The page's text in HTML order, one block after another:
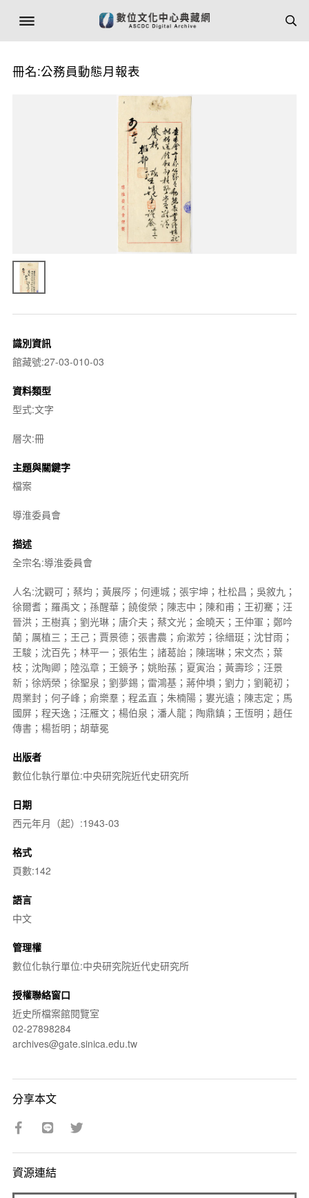
冊名:公務員動態月報表
識別資訊
館藏號:27-03-010-03
資料類型
型式:文字
層次:冊
主題與關鍵字
檔案
導淮委員會
描述
全宗名:導淮委員會
人名:沈觀可；蔡均；黃展㕂；何連城；張宇坤；杜松昌；吳敘九；
徐爾耆；羅禹文；孫醒華；饒俊榮；陳志中；陳和甫；王初騫；汪
晉洪；王樹真；劉光琳；唐介夫；蔡文光；金曉天；王仲軍；鄭吟
蘭；厲植三；王己；賈景德；張書農；俞漱芳；徐縉珽；沈甘雨；
王駿；沈百先；林平一；張佑生；諸葛詒；陳瑞琳；宋文杰；葉
枝；沈陶卿；陸泓章；王鏡予；姚貽蓀；夏寅治；黃壽珍；汪景
新；徐炳榮；徐聖泉；劉夢錫；雷鴻基；蔣仲塤；劉力；劉範初；
周業封；何子峰；俞樂羣；程孟直；朱楠陽；婁光遠；陳志定；馬
國屏；程天逸；汪雁文；楊伯泉；潘人龍；陶鼎鎮；王恆明；趙任
傳書；楊哲明；胡華冕
出版者
數位化執行單位:中央研究院近代史研究所
日期
西元年月（起）:1943-03
格式
頁數:142
語言
中文
管理權
數位化執行單位:中央研究院近代史研究所
授權聯絡窗口
近史所檔案館閱覽室
02-27898284
archives@gate.sinica.edu.tw
分享本文
資源連結